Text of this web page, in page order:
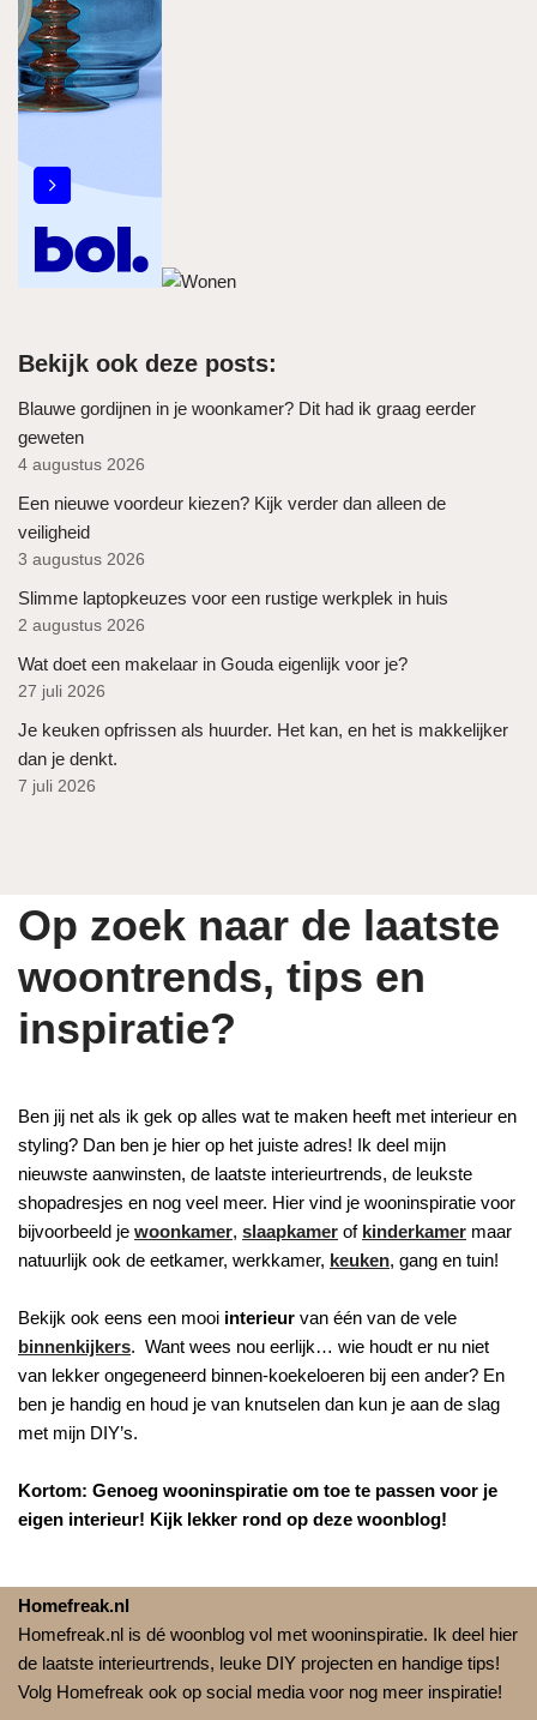
Bekijk ook deze posts:
Blauwe gordijnen in je woonkamer? Dit had ik graag eerder
geweten
4 augustus 2026
Een nieuwe voordeur kiezen? Kijk verder dan alleen de
veiligheid
3 augustus 2026
Slimme laptopkeuzes voor een rustige werkplek in huis
2 augustus 2026
Wat doet een makelaar in Gouda eigenlijk voor je?
27 juli 2026
Je keuken opfrissen als huurder. Het kan, en het is makkelijker
dan je denkt.
7 juli 2026
Op zoek naar de laatste
woontrends, tips en
inspiratie?
Ben jij net als ik gek op alles wat te maken heeft met interieur en
styling? Dan ben je hier op het juiste adres! Ik deel mijn
nieuwste aanwinsten, de laatste interieurtrends, de leukste
shopadresjes en nog veel meer. Hier vind je wooninspiratie voor
bijvoorbeeld je woonkamer, slaapkamer of kinderkamer maar
natuurlijk ook de eetkamer, werkkamer, keuken, gang en tuin!
Bekijk ook eens een mooi interieur van één van de vele
binnenkijkers. Want wees nou eerlijk… wie houdt er nu niet
van lekker ongegeneerd binnen-koekeloeren bij een ander? En
ben je handig en houd je van knutselen dan kun je aan de slag
met mijn DIY’s.
Kortom: Genoeg wooninspiratie om toe te passen voor je
eigen interieur! Kijk lekker rond op deze woonblog!
Homefreak.nl
Homefreak.nl is dé woonblog vol met wooninspiratie. Ik deel hier
de laatste interieurtrends, leuke DIY projecten en handige tips!
Volg Homefreak ook op social media voor nog meer inspiratie!